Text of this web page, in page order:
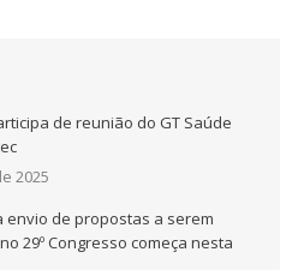
de reunião do GT Saúde
2025
envio de propostas a serem
29º Congresso começa nesta